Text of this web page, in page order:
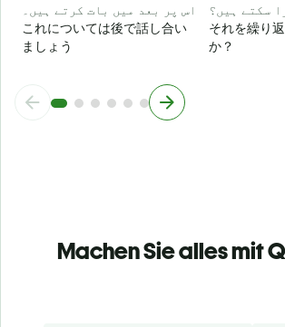
اس پر بعد میں بات کرتے ہیں۔
これについては後で話し合い
ましょう
سکتے ہیں؟
それを繰り
か？
Machen Sie alles mit